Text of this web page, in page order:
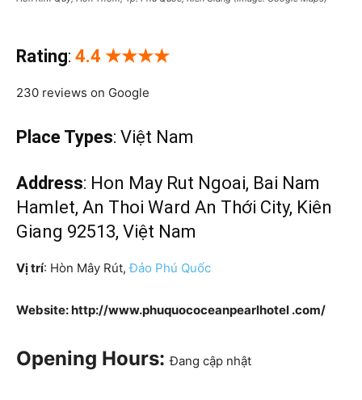
Rating: 4.4 ★★★★
230 reviews on Google
Place Types: Việt Nam
Address: Hon May Rut Ngoai, Bai Nam
Hamlet, An Thoi Ward An Thới City, Kiên
Giang 92513, Việt Nam
Vị trí: Hòn Mây Rút,Đảo Phú Quốc
Website: http://www.phuquococeanpearlhotel .com/
Opening Hours:Đang cập nhật